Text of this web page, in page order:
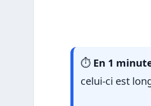
⏱️ En 1
celui-ci est